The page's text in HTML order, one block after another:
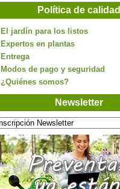
Política de calidad
El jardín para los listos
Expertos en plantas
Entrega
Modos de pago y seguridad
¿Quiénes somos?
Newsletter